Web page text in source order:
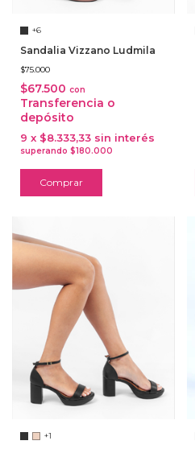
+6
Sandalia Vizzano Ludmila
$75.000
$67.500 con
Transferencia o
depósito
9 x $8.333,33 sin interés
Comprar
+1